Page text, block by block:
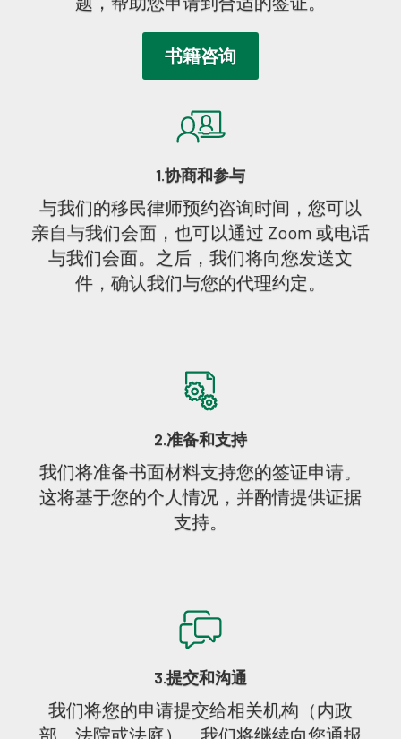
1.协商和参与
与我们的移民律师预约咨询时间，您可以
亲自与我们会面，也可以通过 Zoom 或电话
与我们会面。之后，我们将向您发送文
件，确认我们与您的代理约定。
2.准备和支持
我们将准备书面材料支持您的签证申请。
这将基于您的个人情况，并酌情提供证据
支持。
3.提交和沟通
我们将您的申请提交给相关机构（内政
部、法院或法庭）。我们将继续向您通报
书籍咨询